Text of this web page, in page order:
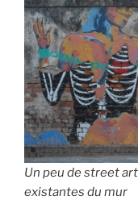
Un peu de street
existantes du mur